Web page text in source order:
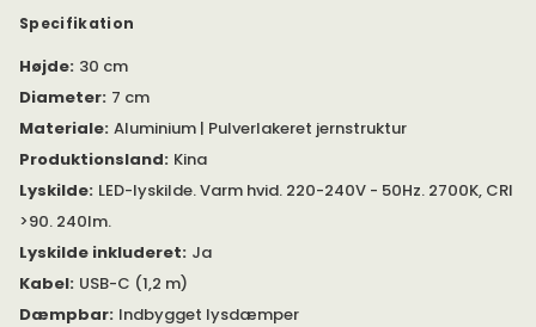
giver en glat overflade. Den er desuden holdbar.
Specifikation
Højde: 30 cm
Diameter: 7 cm
Materiale: Aluminium | Pulverlakeret jernstruktur
Produktionsland: Kina
Lyskilde: LED-lyskilde. Varm hvid. 220-240V - 50Hz. 2700K, CRI
>90. 240lm.
Lyskilde inkluderet: Ja
Kabel: USB-C (1,2 m)
Dæmpbar: Indbygget lysdæmper